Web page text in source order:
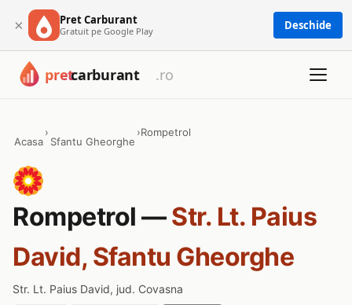
× Pret Carburant
Gratuit pe Google Play Deschide
Acasa
›
Sfantu Gheorghe
›Rompetrol
Rompetrol —Str. Lt. Paius
David, Sfantu Gheorghe
Str. Lt. Paius David, jud. Covasna